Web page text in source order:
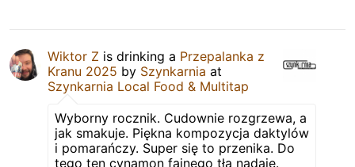
Wiktor Z is drinking a Przepalanka z
Kranu 2025 by Szynkarnia at
Szynkarnia Local Food & Multitap
Wyborny rocznik. Cudownie rozgrzewa, a
jak smakuje. Piękna kompozycja daktylów
i pomarańczy. Super się to przenika. Do
tego ten cynamon fajnego tła nadaje.